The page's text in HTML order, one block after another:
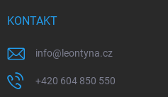
KONTAKT
info@ leontyna.cz
+420 604 850 550